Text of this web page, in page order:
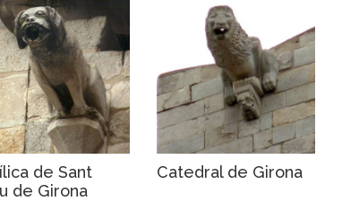
de Sant
de Girona
Catedral de Girona